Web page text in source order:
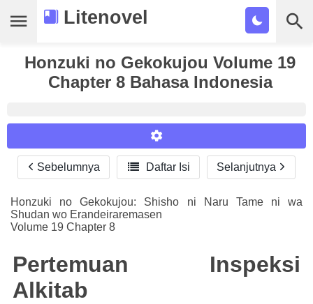
Litenovel
Daftar Novel
Tamat
Tags
Bookmark
Cari
Honzuki no Gekokujou Volume 19
Chapter 8 Bahasa Indonesia
Reader Settings
Font :
Titillium Web
Arial
Times New Roman
A-
16 A+
Sebelumnya  Daftar Isi Selanjutnya
Honzuki no Gekokujou: Shisho ni Naru Tame ni wa
Shudan wo Erandeiraremasen
Volume 19 Chapter 8
Pertemuan Inspeksi
Alkitab